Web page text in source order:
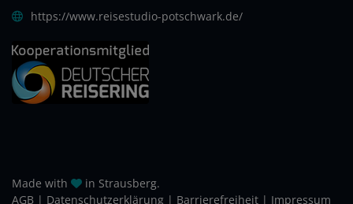
https://www.reisestudio-potschwark.de/
Made with
in Strausberg.
AGB | Daten­schutz­erklärung | Barrierefreiheit | Impressum